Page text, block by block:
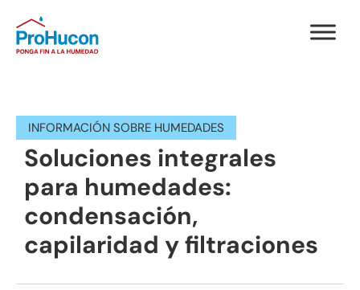
INFORMACIÓN SOBRE HUMEDADES
Soluciones integrales
para humedades:
condensación,
capilaridad y filtraciones